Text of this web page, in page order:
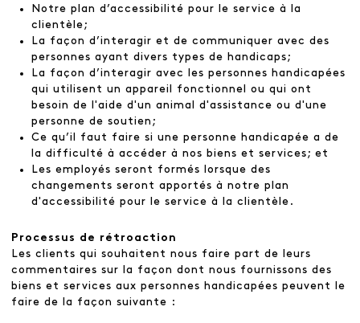
Notre plan d’accessibilité pour le service à la
clientèle;
La façon d’interagir et de communiquer avec des
personnes ayant divers types de handicaps;
La façon d’interagir avec les personnes handicapées
qui utilisent un appareil fonctionnel ou qui ont
besoin de l'aide d'un animal d'assistance ou d'une
personne de soutien;
Ce qu’il faut faire si une personne handicapée a de
la difficulté à accéder à nos biens et services; et
Les employés seront formés lorsque des
changements seront apportés à notre plan
d'accessibilité pour le service à la clientèle.
Processus de rétroaction
Les clients qui souhaitent nous faire part de leurs
commentaires sur la façon dont nous fournissons des
biens et services aux personnes handicapées peuvent le
faire de la façon suivante :